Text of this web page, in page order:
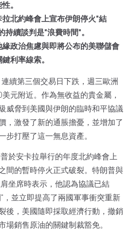
。
北約峰會上宣布伊朗停火"結
持續談判是"浪費時間"。
政治焦慮與即將公布的美聯儲會
利率線索。
續第三個交易日下跌，週三歐洲
元附近。作為無收益的貴金屬，
威脅到美國與伊朗的臨時和平協議
，激發了新的通脹擔憂，並增加了
步打壓了這一無息資產。
於安卡拉舉行的年度北約峰會上
間的暫時停火正式破裂。特朗普與
坐席時表示，他認為協議已結
，並立即提高了兩國軍事衝突重新
後，美國隨即採取經濟行動，撤銷
場銷售原油的關鍵制裁豁免。